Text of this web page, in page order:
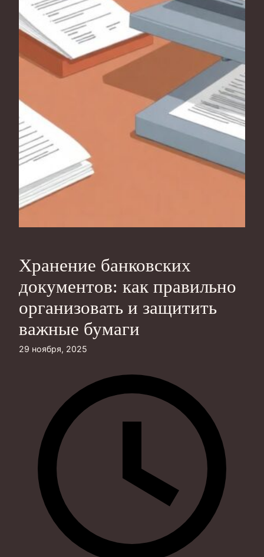
Хранение банковских
документов: как правильно
организовать и защитить
важные бумаги
29 ноября, 2025